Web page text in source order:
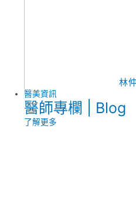
林
醫美資訊
醫師專欄 | Blog
了解更多